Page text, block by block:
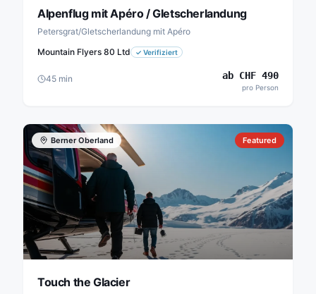
Alpenflug mit Apéro / Gletscherlandung
Petersgrat/Gletscherlandung mit Apéro
Mountain Flyers 80 Ltd
✓ Verifiziert
45 min ab CHF 490
pro Person
Berner Oberland Featured
Touch the Glacier